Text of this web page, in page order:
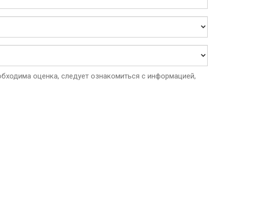
оценка, следует ознакомиться с информацией,